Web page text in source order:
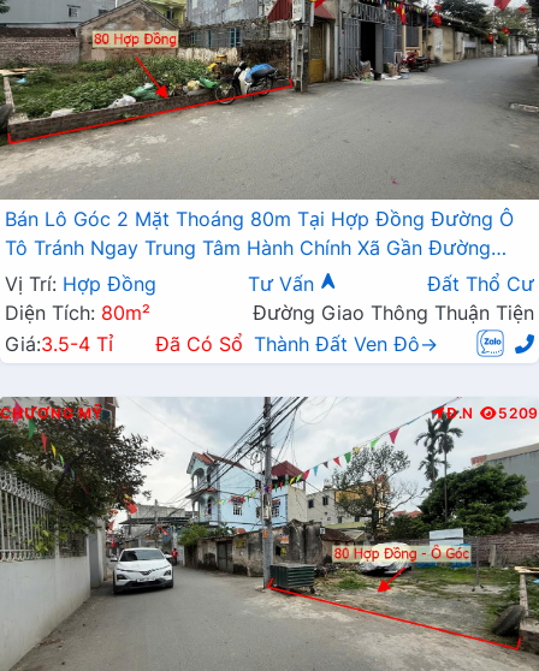
Bán Lô Góc 2 Mặt Thoáng 80m Tại Hợp Đồng Đường Ô
Tô Tránh Ngay Trung Tâm Hành Chính Xã Gần Đường
TL419
Vị Trí: Hợp Đồng Tư Vấn
Đất Thổ Cư
Diện Tích: 80m²
Đường Giao Thông Thuận Tiện
Giá:3.5-4 Tỉ Đã Có Sổ Thành Đất Ven Đô→
CHƯƠNG MỸ Đ.N 5209